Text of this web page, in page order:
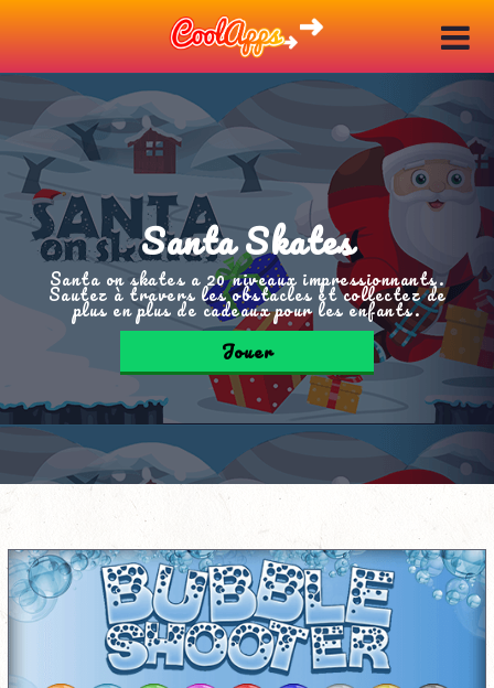
Santa Skates
Santa on skates a 20 niveaux impressionnants.
Sautez à travers les obstacles et collectez de
plus en plus de cadeaux pour les enfants.
Jouer